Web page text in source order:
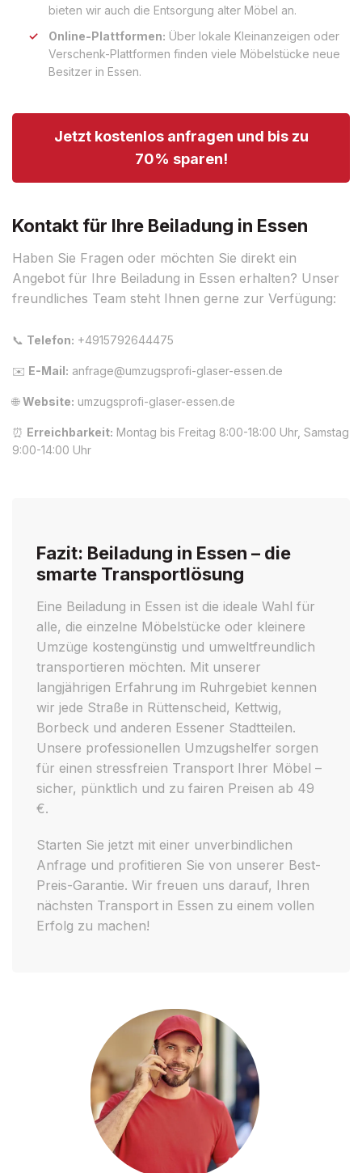
bieten wir auch die Entsorgung alter Möbel an.
Online-Plattformen: Über lokale Kleinanzeigen oder
Verschenk-Plattformen finden viele Möbelstücke neue
Besitzer in Essen.
Jetzt kostenlos anfragen und bis zu
70% sparen!
Kontakt für Ihre Beiladung in Essen
Haben Sie Fragen oder möchten Sie direkt ein
Angebot für Ihre Beiladung in Essen erhalten? Unser
freundliches Team steht Ihnen gerne zur Verfügung:
📞 Telefon: +4915792644475
✉️ E-Mail: anfrage@umzugsprofi-glaser-essen.de
🌐Website: umzugsprofi-glaser-essen.de
⏰ Erreichbarkeit: Montag bis Freitag 8:00-18:00 Uhr, Samstag
9:00-14:00 Uhr
Fazit: Beiladung in Essen – die
smarte Transportlösung
Eine Beiladung in Essen ist die ideale Wahl für
alle, die einzelne Möbelstücke oder kleinere
Umzüge kostengünstig und umweltfreundlich
transportieren möchten. Mit unserer
langjährigen Erfahrung im Ruhrgebiet kennen
wir jede Straße in Rüttenscheid, Kettwig,
Borbeck und anderen Essener Stadtteilen.
Unsere professionellen Umzugshelfer sorgen
für einen stressfreien Transport Ihrer Möbel –
sicher, pünktlich und zu fairen Preisen ab 49
€.
Starten Sie jetzt mit einer unverbindlichen
Anfrage und profitieren Sie von unserer Best-
Preis-Garantie. Wir freuen uns darauf, Ihren
nächsten Transport in Essen zu einem vollen
Erfolg zu machen!